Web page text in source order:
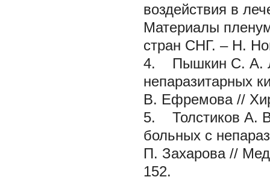
воздействия в
Материалы
стран СНГ. – Н.
4.
Пышкин С. А.
непаразитарных
В. Ефремова //
5.
Толстиков А.
больных с
П. Захарова //
152.